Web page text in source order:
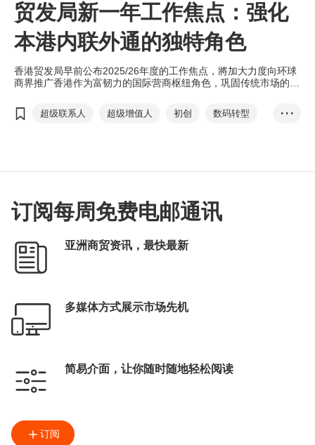
贸发局新一年工作焦点：强化
本港内联外通的独特角色
香港贸发局早前公布2025/26年度的工作焦点，將加大力度向环球
商界推广香港作为富韧力的国际营商枢纽角色，巩固传统市场的同
力＂，提升香港的竞争优势，培育中小企及初创，助力港商把握全
球发展趋势带来的新机遇。
超级联系人 超级增值人 初创
数码转型
• • •
订阅每周免费电邮通讯
亚洲商贸资讯，最快最新
多媒体方式展示市场先机
简易介面，让你随时随地轻松阅读
订阅